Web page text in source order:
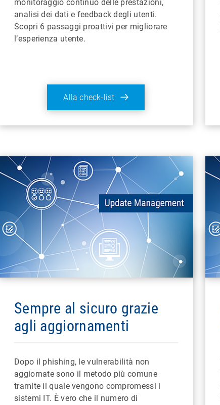
monitoraggio continuo delle prestazioni,
analisi dei dati e feedback degli utenti.
Scopri 6 passaggi proattivi per migliorare
l’esperienza utente.
Alla check-list
Sempre al sicuro grazie
agli aggiornamenti
Dopo il phishing, le vulnerabilità non
aggiornate sono il metodo più comune
tramite il quale vengono compromessi i
sistemi IT. È vero che il numero di